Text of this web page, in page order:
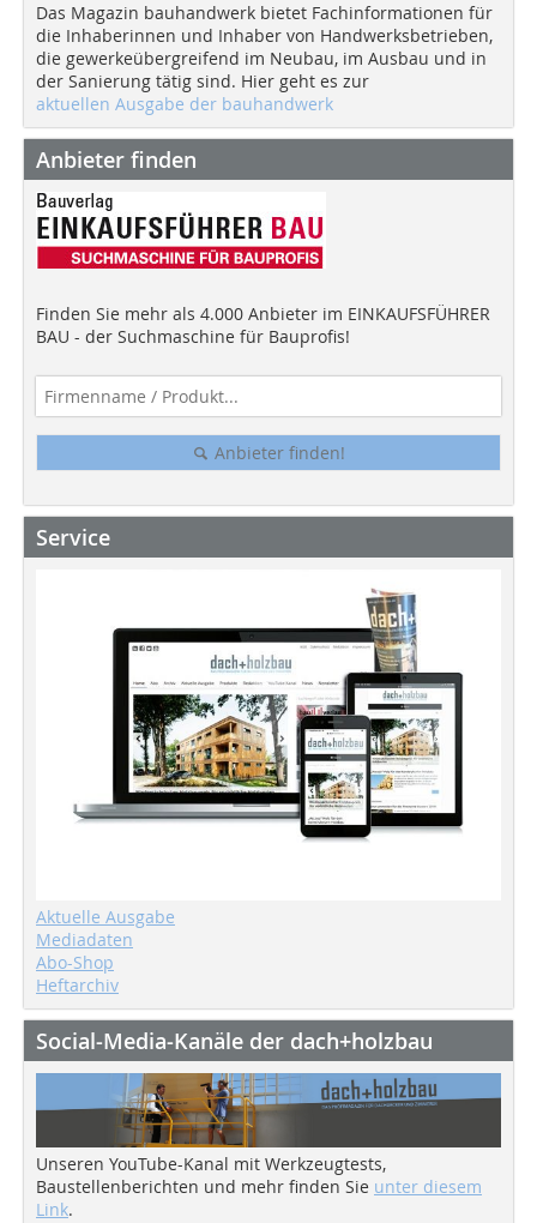
Das Magazin bauhandwerk bietet Fachinformationen für
die Inhaberinnen und Inhaber von Handwerksbetrieben,
die gewerkeübergreifend im Neubau, im Ausbau und in
der Sanierung tätig sind. Hier geht es zur
aktuellen Ausgabe der bauhandwerk
Anbieter finden
Finden Sie mehr als 4.000 Anbieter im EINKAUFSFÜHRER
BAU - der Suchmaschine für Bauprofis!
Anbieter finden!
Service
Aktuelle Ausgabe
Mediadaten
Abo-Shop
Heftarchiv
Social-Media-Kanäle der dach+holzbau
Unseren YouTube-Kanal mit Werkzeugtests,
Baustellenberichten und mehr finden Sie unter diesem
Link.